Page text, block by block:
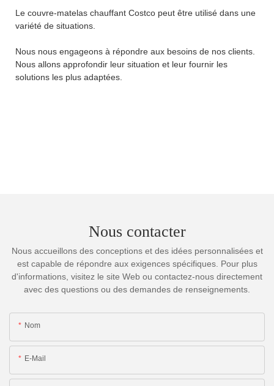
Le couvre-matelas chauffant Costco peut être utilisé dans une
variété de situations.
Nous nous engageons à répondre aux besoins de nos clients.
Nous allons approfondir leur situation et leur fournir les
solutions les plus adaptées.
Nous contacter
Nous accueillons des conceptions et des idées personnalisées et
est capable de répondre aux exigences spécifiques. Pour plus
d'informations, visitez le site Web ou contactez-nous directement
avec des questions ou des demandes de renseignements.
Nom
E-Mail